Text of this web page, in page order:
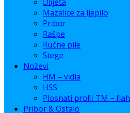
Mazalice za ljepilo
Pribor
Rašpe
Ručne pile
Stege
Noževi
HM – vidia
HSS
Plosnati profil TM – flah
Pribor & Ostalo